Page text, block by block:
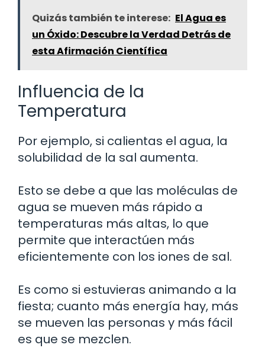
Quizás también te interese: El Agua es
un Óxido: Descubre la Verdad Detrás de
esta Afirmación Científica
Influencia de la
Temperatura
Por ejemplo, si calientas el agua, la
solubilidad de la sal aumenta.
Esto se debe a que las moléculas de
agua se mueven más rápido a
temperaturas más altas, lo que
permite que interactúen más
eficientemente con los iones de sal.
Es como si estuvieras animando a la
fiesta; cuanto más energía hay, más
se mueven las personas y más fácil
es que se mezclen.